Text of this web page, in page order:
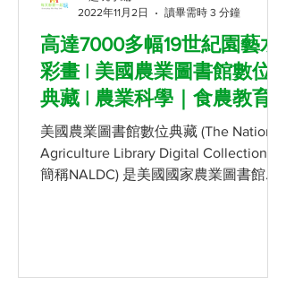
高達7000多幅19世紀園藝水
彩畫 | 美國農業圖書館數位
典藏 | 農業科學｜食農教育
美國農業圖書館數位典藏 (The National
Agriculture Library Digital Collections,
簡稱NALDC) 是美國國家農業圖書館
2022年11月2日
讀畢需時 3 分鐘